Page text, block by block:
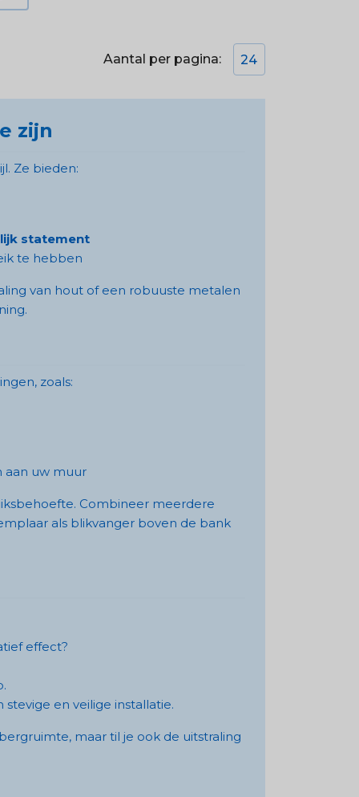
Aantal per pagina: 24
zijn
Ze bieden:
statement
te hebben
van hout of een robuuste metalen
zoals:
aan uw muur
Combineer meerdere
als blikvanger boven de bank
effect?
en veilige installatie.
maar til je ook de uitstraling